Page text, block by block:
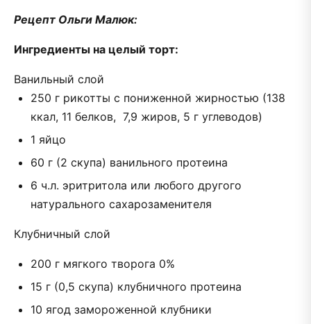
Рецепт Ольги Малюк:
Ингредиенты на целый торт:
Ванильный слой
250 г рикотты с пониженной жирностью (138
ккал, 11 белков, 7,9 жиров, 5 г углеводов)
1 яйцо
60 г (2 скупа) ванильного протеина
6 ч.л. эритритола или любого другого
натурального сахарозаменителя
Клубничный слой
200 г мягкого творога 0%
15 г (0,5 скупа) клубничного протеина
10 ягод замороженной клубники